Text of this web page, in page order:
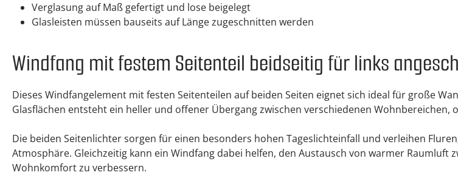
Verglasung auf Maß gefertigt und lose beigelegt
Glasleisten müssen bauseits auf Länge zugeschnitten werden
Windfang mit festem Seitenteil beidseitig für links
Dieses Windfangelement mit festen Seitenteilen auf beiden Seiten eignet sich ideal für große
Glasflächen entsteht ein heller und offener Übergang zwischen verschiedenen Wohnbereichen,
Die beiden Seitenlichter sorgen für einen besonders hohen Tageslichteinfall und verleihen
Atmosphäre. Gleichzeitig kann ein Windfang dabei helfen, den Austausch von warmer
Wohnkomfort zu verbessern.